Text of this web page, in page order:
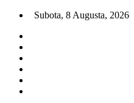
Skip
content
Subota, 8 Augusta, 2026